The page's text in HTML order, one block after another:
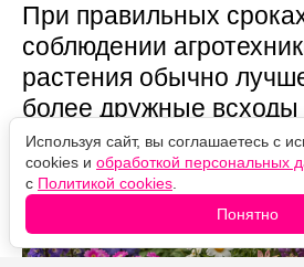
При правильных
соблюдении
растения обычно
более дружные
цвести заметно
посевов.
Используя сайт, вы соглашаетесь с
cookies и обработкой персональных
с Политикой cookies
Понятно